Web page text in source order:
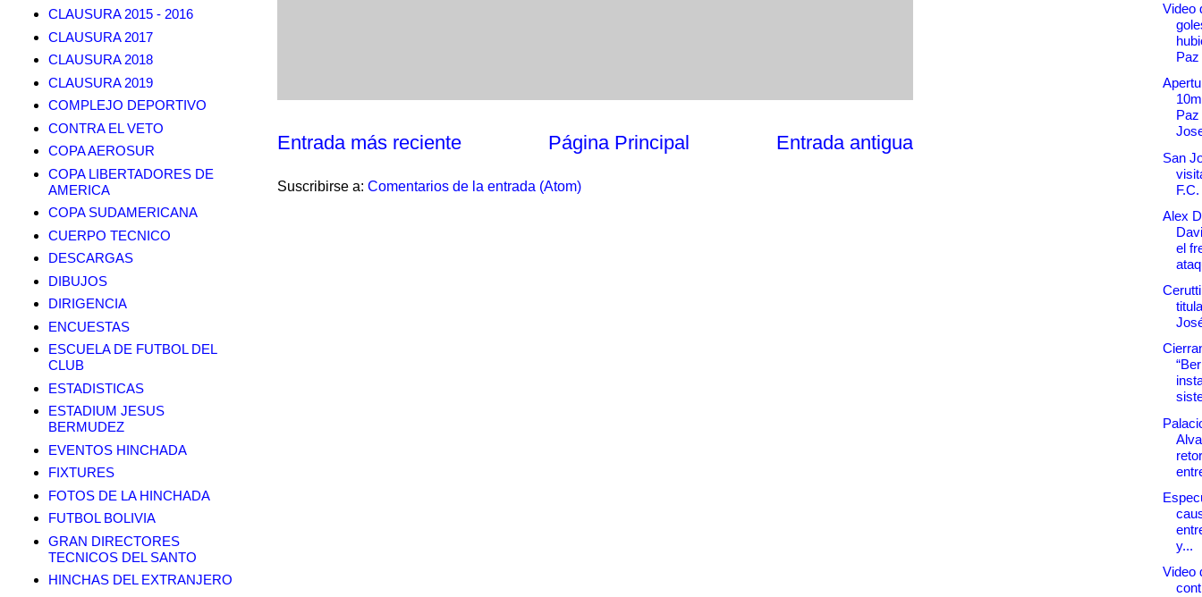
Entrada más reciente Entrada antigua
Página Principal
Suscribirse a: Comentarios de la entrada (Atom)
CLAUSURA 2015 - 2016
CLAUSURA 2017
CLAUSURA 2018
CLAUSURA 2019
COMPLEJO DEPORTIVO
CONTRA EL VETO
COPA AEROSUR
COPA LIBERTADORES DE
AMERICA
COPA SUDAMERICANA
CUERPO TECNICO
DESCARGAS
DIBUJOS
DIRIGENCIA
ENCUESTAS
ESCUELA DE FUTBOL DEL
CLUB
ESTADISTICAS
ESTADIUM JESUS
BERMUDEZ
EVENTOS HINCHADA
FIXTURES
FOTOS DE LA HINCHADA
FUTBOL BOLIVIA
GRAN DIRECTORES
TECNICOS DEL SANTO
HINCHAS DEL EXTRANJERO
Video
Paz
San
F.C.
Alex
el
y...
Video